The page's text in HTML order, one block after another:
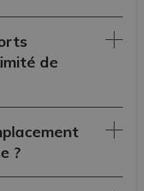
de
?